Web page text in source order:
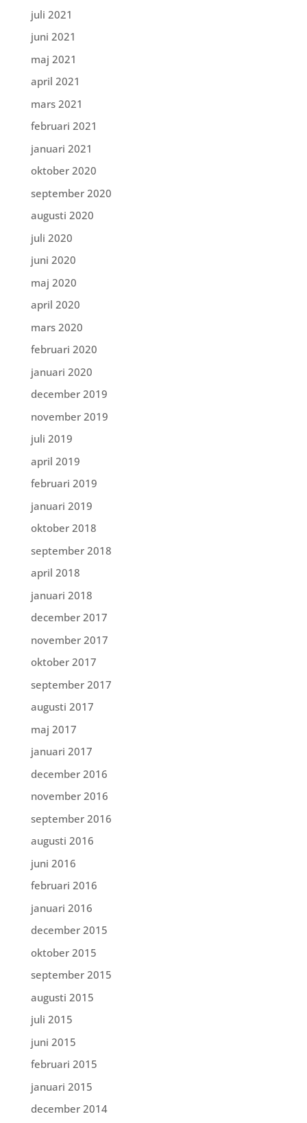
juli 2021
juni 2021
maj 2021
april 2021
mars 2021
februari 2021
januari 2021
oktober 2020
september 2020
augusti 2020
juli 2020
juni 2020
maj 2020
april 2020
mars 2020
februari 2020
januari 2020
december 2019
november 2019
juli 2019
april 2019
februari 2019
januari 2019
oktober 2018
september 2018
april 2018
januari 2018
december 2017
november 2017
oktober 2017
september 2017
augusti 2017
maj 2017
januari 2017
december 2016
november 2016
september 2016
augusti 2016
juni 2016
februari 2016
januari 2016
december 2015
oktober 2015
september 2015
augusti 2015
juli 2015
juni 2015
februari 2015
januari 2015
december 2014